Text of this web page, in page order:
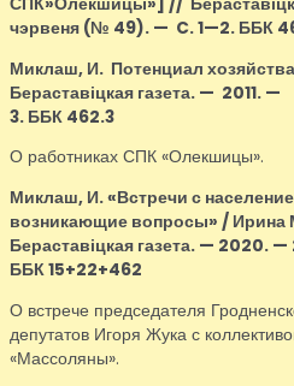
чэрвеня (№ 49). — C. 1—2. ББК
Миклаш, И. Потенциал хозяйства
Бераставіцкая газета. — 2011. —
3. ББК 462.3
О работниках СПК «Олекшицы».
Миклаш, И.«Встречи с
возникающие вопросы» /
Бераставіцкая газета. — 2020.
ББК 15+22+462
О встрече председателя
депутатов Игоря Жука с
«Массоляны».